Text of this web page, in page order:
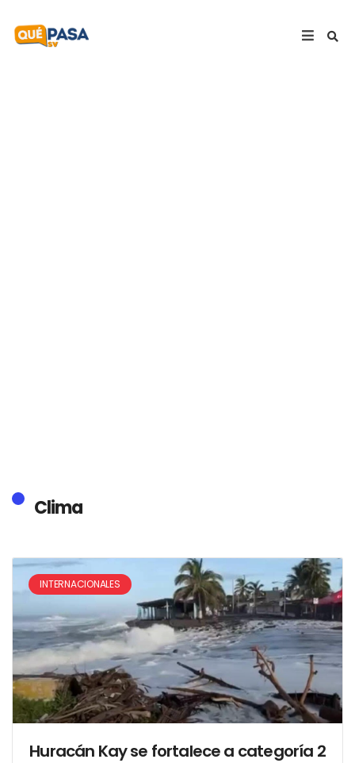
Clima
INTERNACIONALES
Huracán Kay se fortalece a categoría 2